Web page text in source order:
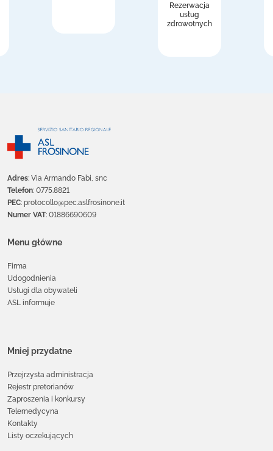
Rezerwacja
usług
zdrowotnych
Adres: Via Armando Fabi, snc
Telefon: 0775.8821
PEC: protocollo@pec.aslfrosinone.it
Numer VAT: 01886690609
Menu główne
Firma
Udogodnienia
Usługi dla obywateli
ASL informuje
Mniej przydatne
Przejrzysta administracja
Rejestr pretorianów
Zaproszenia i konkursy
Telemedycyna
Kontakty
Listy oczekujących